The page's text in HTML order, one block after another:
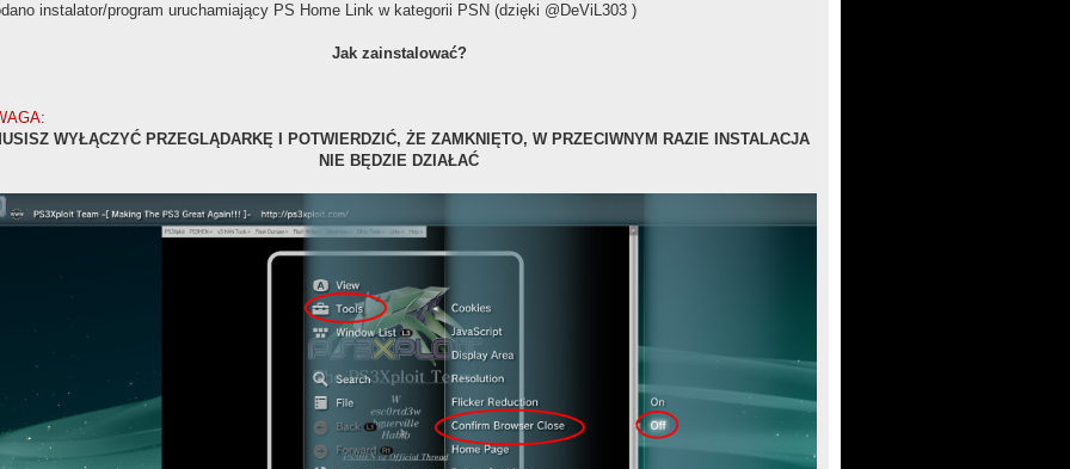
instalator/program uruchamiający PS Home Link w kategorii PSN (dzięki @DeViL303 )
Jak zainstalować?
WYŁĄCZYĆ PRZEGLĄDARKĘ I POTWIERDZIĆ, ŻE ZAMKNIĘTO, W PRZECIWNYM RAZIE INSTALACJA
NIE BĘDZIE DZIAŁAĆ